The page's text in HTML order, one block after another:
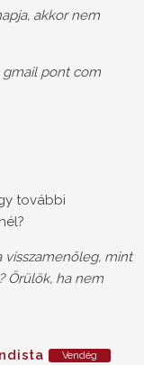
akkor nem
pont com
további
mint
Örülök, ha nem
Vendég